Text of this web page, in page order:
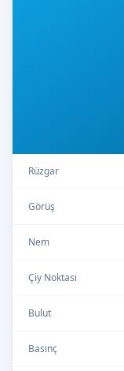
Rüzgar
Görüş
Nem
Çiy Noktası
Bulut
Basınç